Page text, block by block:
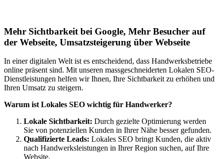
Mehr Sichtbarkeit bei Google, Mehr Besucher auf
der Webseite, Umsatzsteigerung über Webseite
In einer digitalen Welt ist es entscheidend, dass Handwerksbetriebe
online präsent sind. Mit unseren massgeschneiderten Lokalen SEO-
Dienstleistungen helfen wir Ihnen, Ihre Sichtbarkeit zu erhöhen und
Ihren Umsatz zu steigern.
Warum ist Lokales SEO wichtig für Handwerker?
Lokale Sichtbarkeit: Durch gezielte Optimierung werden
Sie von potenziellen Kunden in Ihrer Nähe besser gefunden.
Qualifizierte Leads: Lokales SEO bringt Kunden, die aktiv
nach Handwerksleistungen in Ihrer Region suchen, auf Ihre
Website.